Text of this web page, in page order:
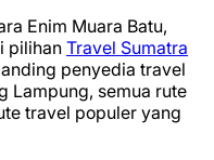
Enim Muara Batu,
pilihanTravel Sumatra
penyedia travel
Lampung, semua rute
travel populer yang